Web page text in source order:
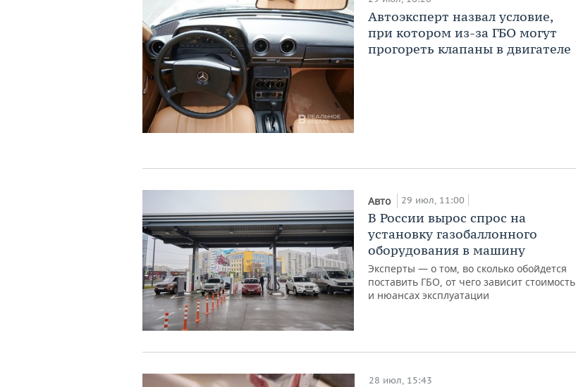
Автоэксперт назвал условие,
при котором из-за ГБО могут
прогореть клапаны в двигателе
Авто 29 июл, 11:00
В России вырос спрос на
установку газобаллонного
оборудования в машину
Эксперты — о том, во сколько обойдется
поставить ГБО, от чего зависит стоимость
и нюансах эксплуатации
28 июл, 15:43